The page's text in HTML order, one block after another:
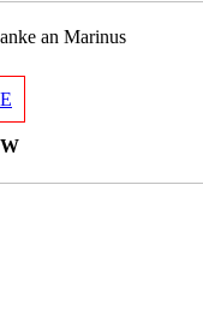
an Marinus